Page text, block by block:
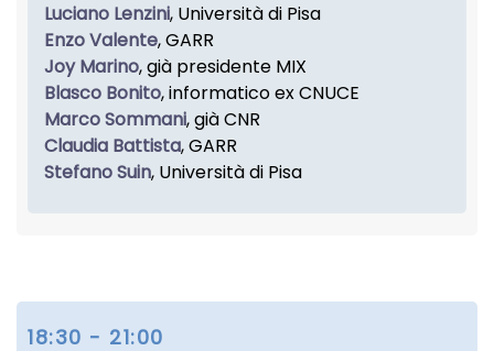
Luciano Lenzini, Università di Pisa
Enzo Valente, GARR
Joy Marino, già presidente MIX
Blasco Bonito, informatico ex CNUCE
Marco Sommani, già CNR
Claudia Battista, GARR
Stefano Suin, Università di Pisa
18:30 - 21:00